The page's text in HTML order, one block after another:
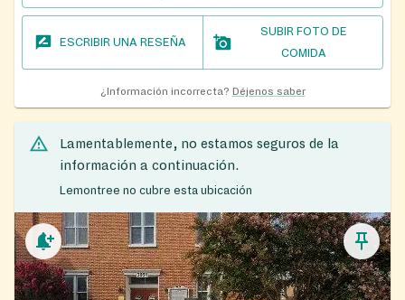
ESCRIBIR UNA RESEÑA
SUBIR FOTO DE
COMIDA
¿Información incorrecta? Déjenos saber
Lamentablemente, no estamos seguros de la
información a continuación.
Lemontree no cubre esta ubicación